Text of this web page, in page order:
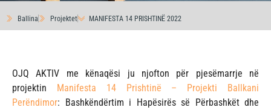
Ballina Projektet MANIFESTA 14 PRISHTINË 2022
OJQ AKTIV me kënaqësi ju njofton për pjesëmarrje në
projektin Manifesta 14 Prishtinë – Projekti Ballkani
Perëndimor: Bashkëndërtim i Hapësirës së Përbashkët dhe